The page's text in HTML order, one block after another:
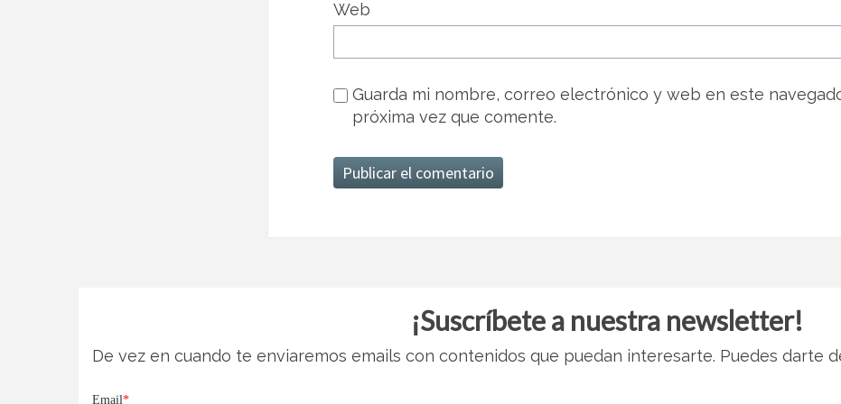
Web
Guarda mi nombre, correo electrónico y web en este
próxima vez que comente.
¡Suscríbete a nuestra newsletter!
De vez en cuando te enviaremos emails con contenidos que puedan interesarte. Puedes darte